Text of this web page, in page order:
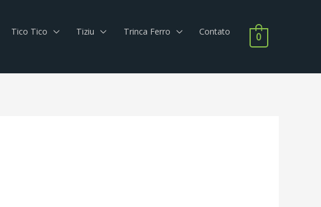
Tico Tico Tiziu Trinca Ferro Contato 0